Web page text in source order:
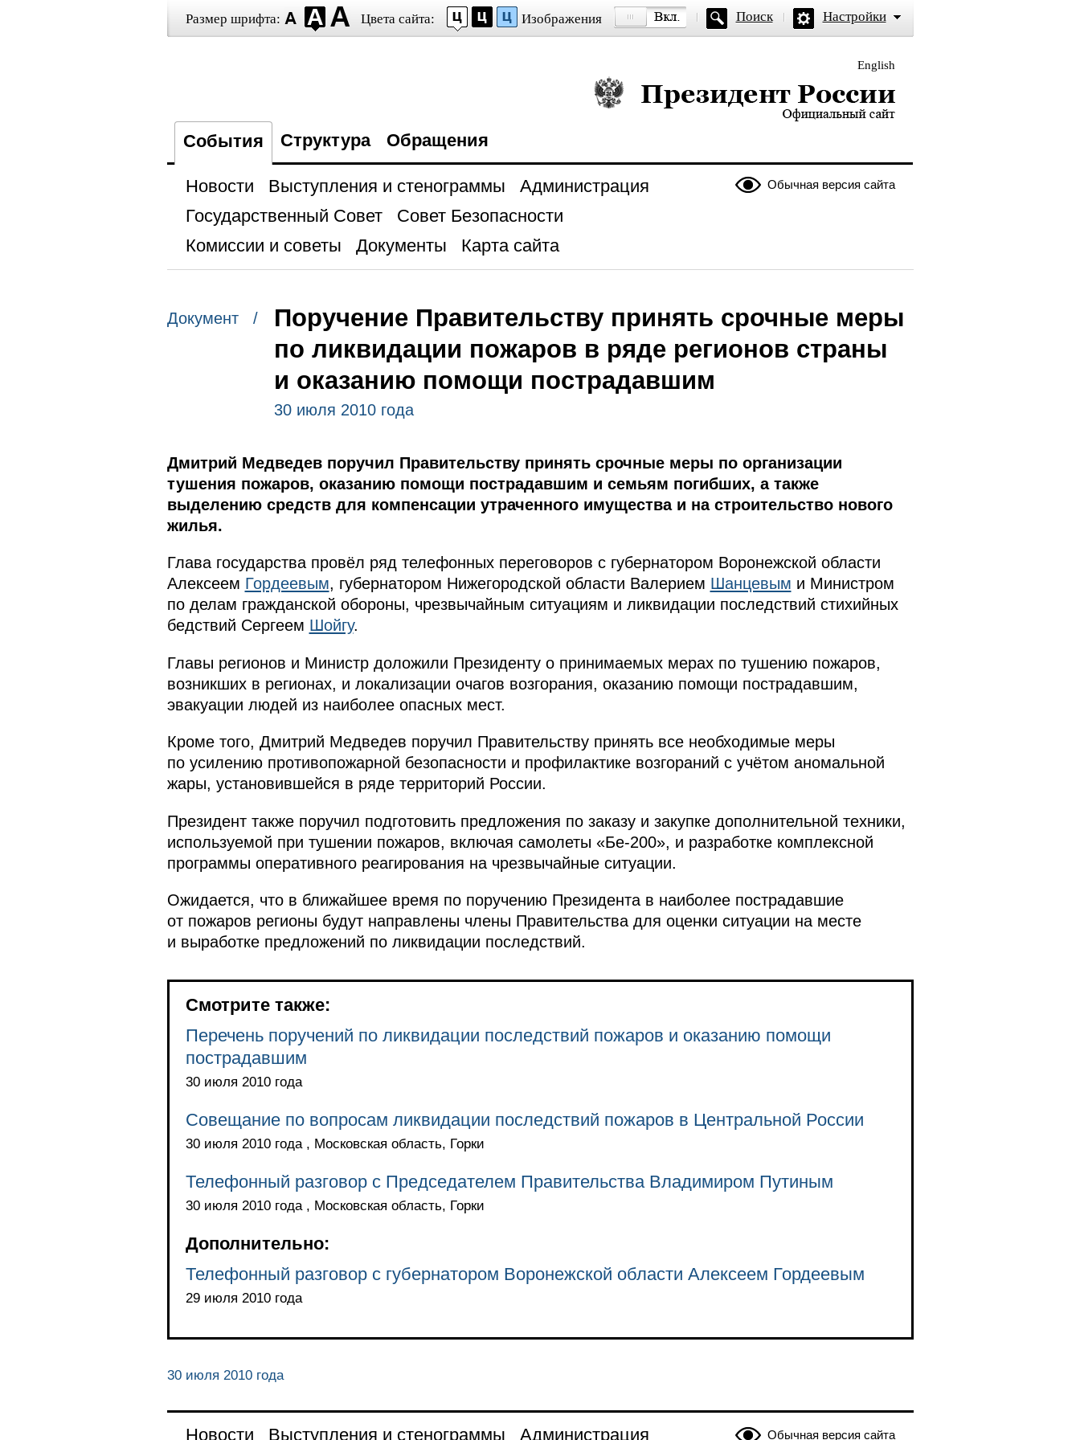
Размер шрифта: Цвета сайта: Изображения Поиск Настройки
English
Президент России — официальный сайт
События Структура Обращения
Обычная версия сайта
Новости Выступления и стенограммы
Администрация
Государственный Совет
Совет Безопасности
Комиссии и советы
Документы Карта сайта
Документ /
Поручение Правительству принять срочные меры
по ликвидации пожаров в ряде регионов страны
и оказанию помощи пострадавшим
30 июля 2010 года
Дмитрий Медведев поручил Правительству принять срочные меры по организации
тушения пожаров, оказанию помощи пострадавшим и семьям погибших, а также
выделению средств для компенсации утраченного имущества и на строительство нового
жилья.
Глава государства провёл ряд телефонных переговоров с губернатором Воронежской области
Алексеем Гордеевым, губернатором Нижегородской области Валерием Шанцевым и Министром
по делам гражданской обороны, чрезвычайным ситуациям и ликвидации последствий стихийных
бедствий Сергеем Шойгу.
Главы регионов и Министр доложили Президенту о принимаемых мерах по тушению пожаров,
возникших в регионах, и локализации очагов возгорания, оказанию помощи пострадавшим,
эвакуации людей из наиболее опасных мест.
Кроме того, Дмитрий Медведев поручил Правительству принять все необходимые меры
по усилению противопожарной безопасности и профилактике возгораний с учётом аномальной
жары, установившейся в ряде территорий России.
Президент также поручил подготовить предложения по заказу и закупке дополнительной техники,
используемой при тушении пожаров, включая самолеты «Бе-200», и разработке комплексной
программы оперативного реагирования на чрезвычайные ситуации.
Ожидается, что в ближайшее время по поручению Президента в наиболее пострадавшие
от пожаров регионы будут направлены члены Правительства для оценки ситуации на месте
и выработке предложений по ликвидации последствий.
Смотрите также:
Перечень поручений по ликвидации последствий пожаров и оказанию помощи
пострадавшим
30 июля 2010 года
Совещание по вопросам ликвидации последствий пожаров в Центральной России
30 июля 2010 года , Московская область, Горки
Телефонный разговор с Председателем Правительства Владимиром Путиным
30 июля 2010 года , Московская область, Горки
Дополнительно:
Телефонный разговор с губернатором Воронежской области Алексеем Гордеевым
29 июля 2010 года
30 июля 2010 года
Обычная версия сайта
Новости Выступления и стенограммы Администрация